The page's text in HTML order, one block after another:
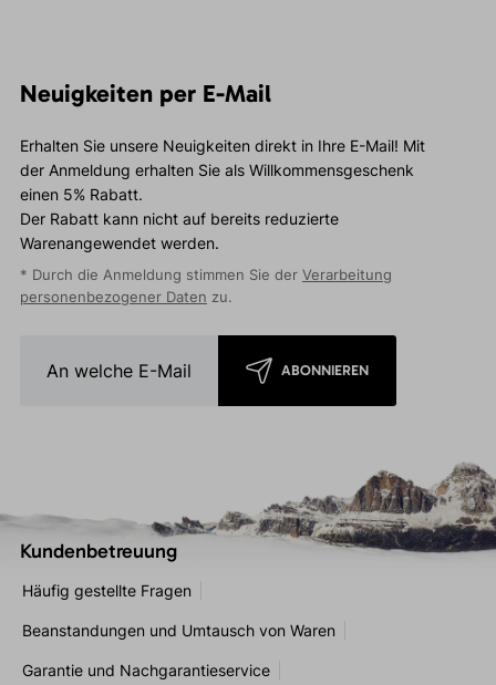
Neuigkeiten per E-Mail
Erhalten Sie unsere Neuigkeiten direkt in Ihre E-Mail! Mit
der Anmeldung erhalten Sie als Willkommensgeschenk
einen 5% Rabatt.
Der Rabatt kann nicht auf bereits reduzierte
Warenangewendet werden.
* Durch die Anmeldung stimmen Sie der Verarbeitung
personenbezogener Daten zu.
ABONNIEREN
Kundenbetreuung
Häufig gestellte Fragen
Beanstandungen und Umtausch von Waren
Garantie und Nachgarantieservice